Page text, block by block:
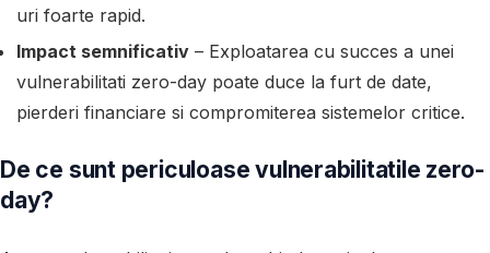
uri foarte rapid.
Impact semnificativ – Exploatarea cu succes a unei
vulnerabilitati zero-day poate duce la furt de date,
pierderi financiare si compromiterea sistemelor critice.
De ce sunt periculoase vulnerabilitatile zero-
day?